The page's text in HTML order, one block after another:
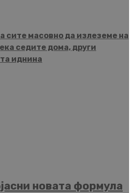
сите масовно да излеземе на
седите дома, други
иднина
новата формула